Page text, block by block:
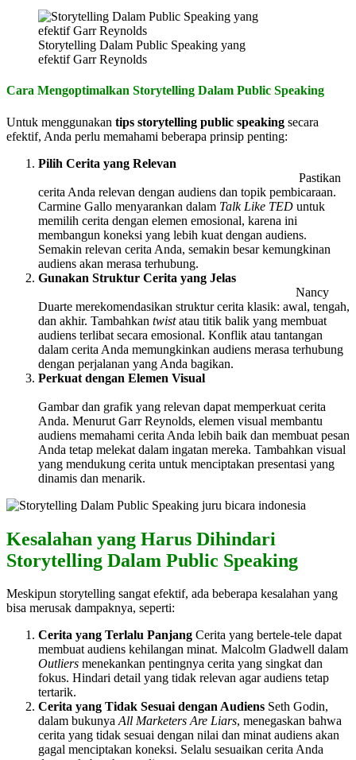
Storytelling Dalam Public Speaking yang
efektif Garr Reynolds
Cara Mengoptimalkan Storytelling Dalam Public Speaking
Untuk menggunakan tips storytelling public speaking secara
efektif, Anda perlu memahami beberapa prinsip penting:
Pilih Cerita yang Relevan
Pastikan
cerita Anda relevan dengan audiens dan topik pembicaraan.
Carmine Gallo menyarankan dalam Talk Like TED untuk
memilih cerita dengan elemen emosional, karena ini
membangun koneksi yang lebih kuat dengan audiens.
Semakin relevan cerita Anda, semakin besar kemungkinan
audiens akan merasa terhubung.
Gunakan Struktur Cerita yang Jelas
Nancy
Duarte merekomendasikan struktur cerita klasik: awal, tengah,
dan akhir. Tambahkan twistatau titik balik yang membuat
audiens terlibat secara emosional. Konflik atau tantangan
dalam cerita Anda memungkinkan audiens merasa terhubung
dengan perjalanan yang Anda bagikan.
Perkuat dengan Elemen Visual
Gambar dan grafik yang relevan dapat memperkuat cerita
Anda. Menurut Garr Reynolds, elemen visual membantu
audiens memahami cerita Anda lebih baik dan membuat pesan
Anda tetap melekat dalam ingatan mereka. Tambahkan visual
yang mendukung cerita untuk menciptakan presentasi yang
dinamis dan menarik.
Kesalahan yang Harus Dihindari
Storytelling Dalam Public Speaking
Meskipun storytelling sangat efektif, ada beberapa kesalahan yang
bisa merusak dampaknya, seperti:
Cerita yang Terlalu Panjang Cerita yang bertele-tele dapat
membuat audiens kehilangan minat. Malcolm Gladwell dalam
Outliers menekankan pentingnya cerita yang singkat dan
fokus. Hindari detail yang tidak relevan agar audiens tetap
tertarik.
Cerita yang Tidak Sesuai dengan Audiens Seth Godin,
dalam bukunyaAll Marketers Are Liars, menegaskan bahwa
cerita yang tidak sesuai dengan nilai dan minat audiens akan
gagal menciptakan koneksi. Selalu sesuaikan cerita Anda